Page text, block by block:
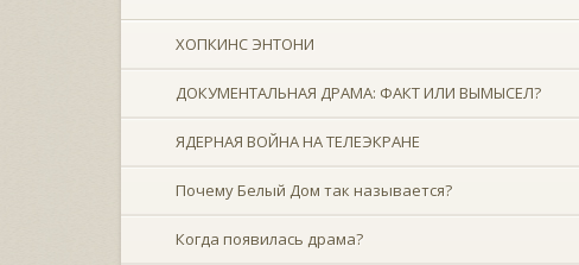
ХОПКИНС ЭНТОНИ
ДОКУМЕНТАЛЬНАЯ ДРАМА: ФАКТ ИЛИ ВЫМЫСЕЛ?
ЯДЕРНАЯ ВОЙНА НА ТЕЛЕЭКРАНЕ
Почему Белый Дом так называется?
Когда появилась драма?